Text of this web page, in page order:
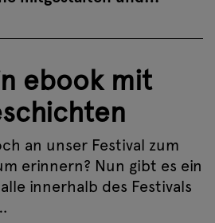
ebook mit
an unser Festival zum
erinnern? Nun gibt es ein
innerhalb des Festivals